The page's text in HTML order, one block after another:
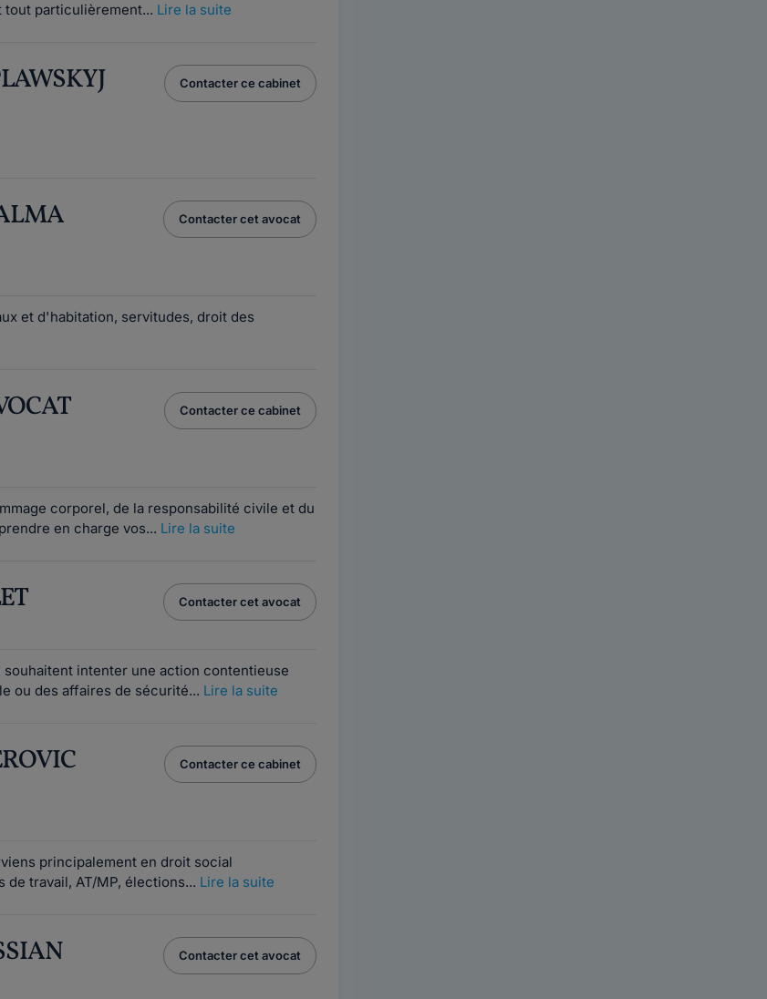
particulièrement... Lire la suite
Contacter ce cabinet
Contacter cet avocat
et d'habitation, servitudes, droit des
Contacter ce cabinet
corporel, de la responsabilité civile et du
en charge vos... Lire la suite
Contacter cet avocat
intenter une action contentieuse
ou des affaires de sécurité... Lire la suite
Contacter ce cabinet
principalement en droit social
travail, AT/MP, élections... Lire la suite
Contacter cet avocat